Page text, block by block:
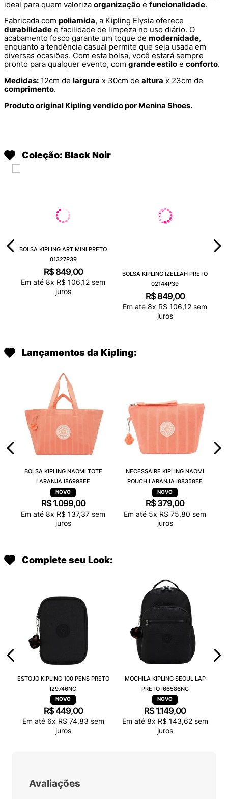
ideal para quem valoriza organização e funcionalidade.
Fabricada com poliamida, a Kipling Elysia oferece
durabilidade e facilidade de limpeza no uso diário. O
acabamento fosco garante um toque de modernidade,
enquanto a tendência casual permite que seja usada em
diversas ocasiões. Com esta bolsa, você estará sempre
pronto para qualquer evento, com grande estilo e conforto.
Medidas: 12cm de largura x 30cm de altura x 23cm de
comprimento.
Produto original Kipling vendido por Menina Shoes.
Coleção: Black Noir
BOLSA KIPLING ART MINI PRETO
01327P39
R$ 849,00
Em até 8x R$ 106,12 sem
juros
BOLSA KIPLING IZELLAH PRETO
02144P39
R$ 849,00
Em até 8x R$ 106,12 sem
juros
Lançamentos da Kipling:
BOLSA KIPLING NAOMI TOTE
LARANJA I86998EE
R$ 1.099,00
Em até 8x R$ 137,37 sem
juros
NECESSAIRE KIPLING NAOMI
POUCH LARANJA I88358EE
R$ 379,00
Em até 5x R$ 75,80 sem
juros
Complete seu Look:
ESTOJO KIPLING 100 PENS PRETO
I29746NC
R$449,00
Em até 6x R$ 74,83 sem
juros
MOCHILA KIPLING SEOUL LAP
PRETO I66586NC
R$ 1.149,00
Em até 8x R$ 143,62sem
juros
Avaliações